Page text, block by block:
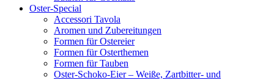
Oster-Special
Accessori Tavola
Aromen und Zubereitungen
Formen für Ostereier
Formen für Osterthemen
Formen für Tauben
Oster-Schoko-Eier – Weiße, Zartbitter- und